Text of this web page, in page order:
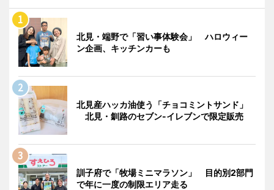
北見・端野で「習い事体験会」 ハロウィー
ン企画、キッチンカーも
北見産ハッカ油使う「チョコミントサンド」
北見・釧路のセブン-イレブンで限定販売
訓子府で「牧場ミニマラソン」 目的別2部門
で年に一度の制限エリア走る